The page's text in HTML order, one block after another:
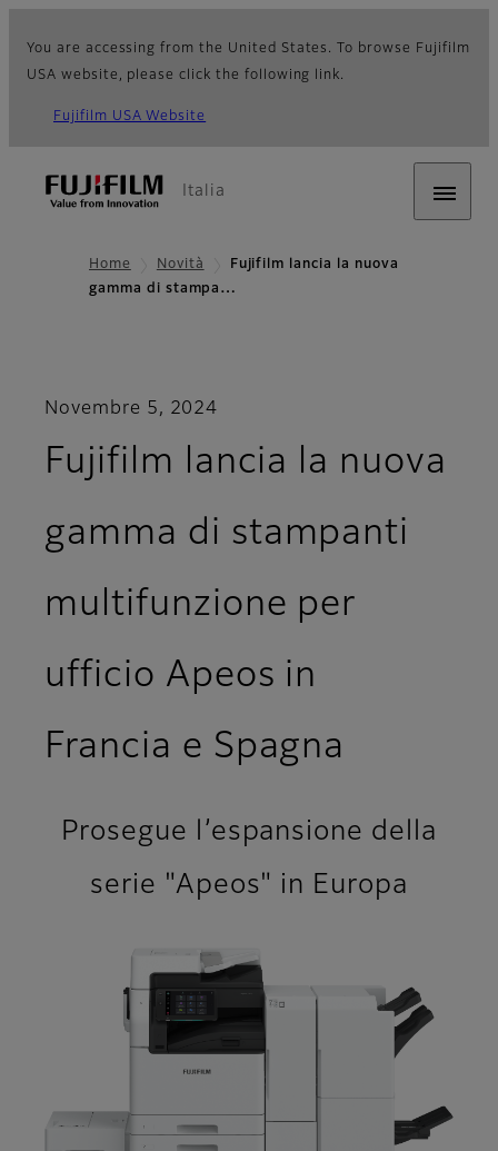
You are accessing from the United States. To browse Fujifilm
USA website, please click the following link.
Fujifilm USA Website
Italia
Home Novità
Fujifilm lancia la nuova
gamma di stampa…
Novembre 5, 2024
Fujifilm lancia la nuova
gamma di stampanti
multifunzione per
ufficio Apeos in
Francia e Spagna
Prosegue l’espansione della
serie "Apeos" in Europa